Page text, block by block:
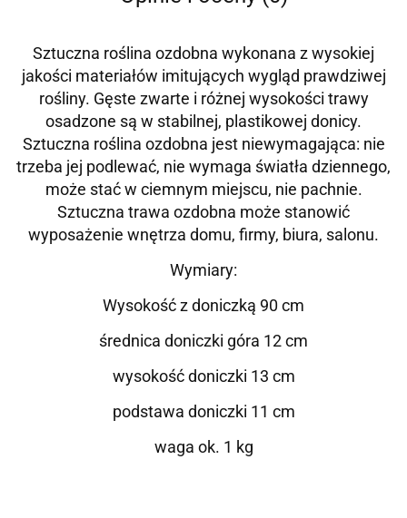
Sztuczna roślina ozdobna wykonana z wysokiej
jakości materiałów imitujących wygląd prawdziwej
rośliny. Gęste zwarte i różnej wysokości trawy
osadzone są w stabilnej, plastikowej donicy.
Sztuczna roślina ozdobna jest niewymagająca: nie
trzeba jej podlewać, nie wymaga światła dziennego,
może stać w ciemnym miejscu, nie pachnie.
Sztuczna trawa ozdobna może stanowić
wyposażenie wnętrza domu, firmy, biura, salonu.
Wymiary:
Wysokość z doniczką 90 cm
średnica doniczki góra 12 cm
wysokość doniczki 13 cm
podstawa doniczki 11 cm
waga ok. 1 kg